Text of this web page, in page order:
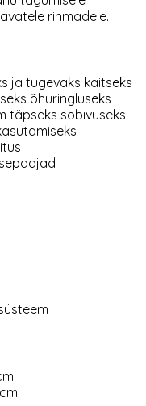
rihmadele.
ja tugevaks kaitseks
õhuringluseks
täpseks sobivuseks